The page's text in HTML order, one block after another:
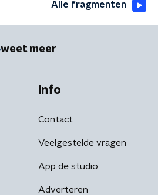
Alle fragmenten
weet meer
Info
Contact
Veelgestelde vragen
App de studio
Adverteren